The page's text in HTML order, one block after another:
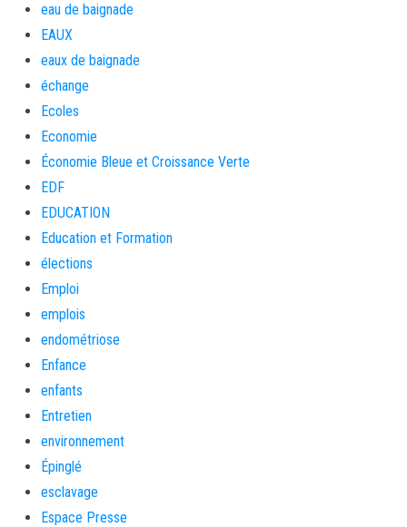
eau de baignade
EAUX
eaux de baignade
échange
Ecoles
Economie
Économie Bleue et Croissance Verte
EDF
EDUCATION
Education et Formation
élections
Emploi
emplois
endométriose
Enfance
enfants
Entretien
environnement
Épinglé
esclavage
Espace Presse